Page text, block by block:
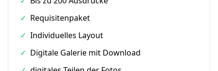
✓ Requisitenpaket
✓ Individuelles Layout
✓ Digitale Galerie mit Download